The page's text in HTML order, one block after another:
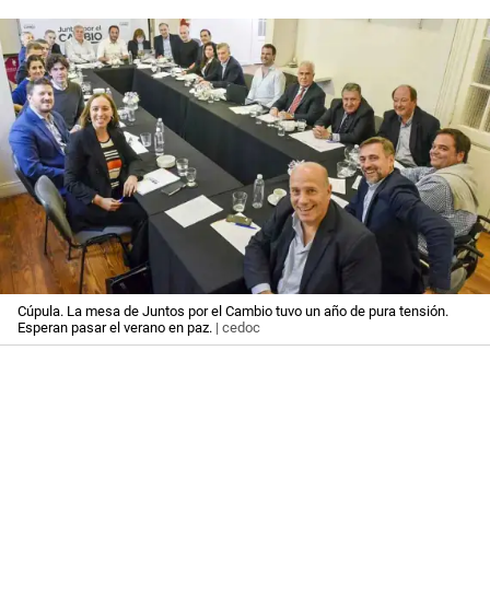
Cúpula. La mesa de Juntos por el Cambio tuvo un año de pura tensión.
Esperan pasar el verano en paz. | cedoc